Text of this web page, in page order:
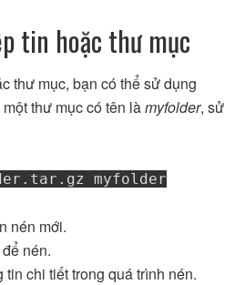
tin hoặc thư mục
thư mục, bạn có thể sử dụng
một thư mục có tên làmyfolder, sử
myfolder
nén mới.
nén.
tin chi tiết trong quá trình nén.